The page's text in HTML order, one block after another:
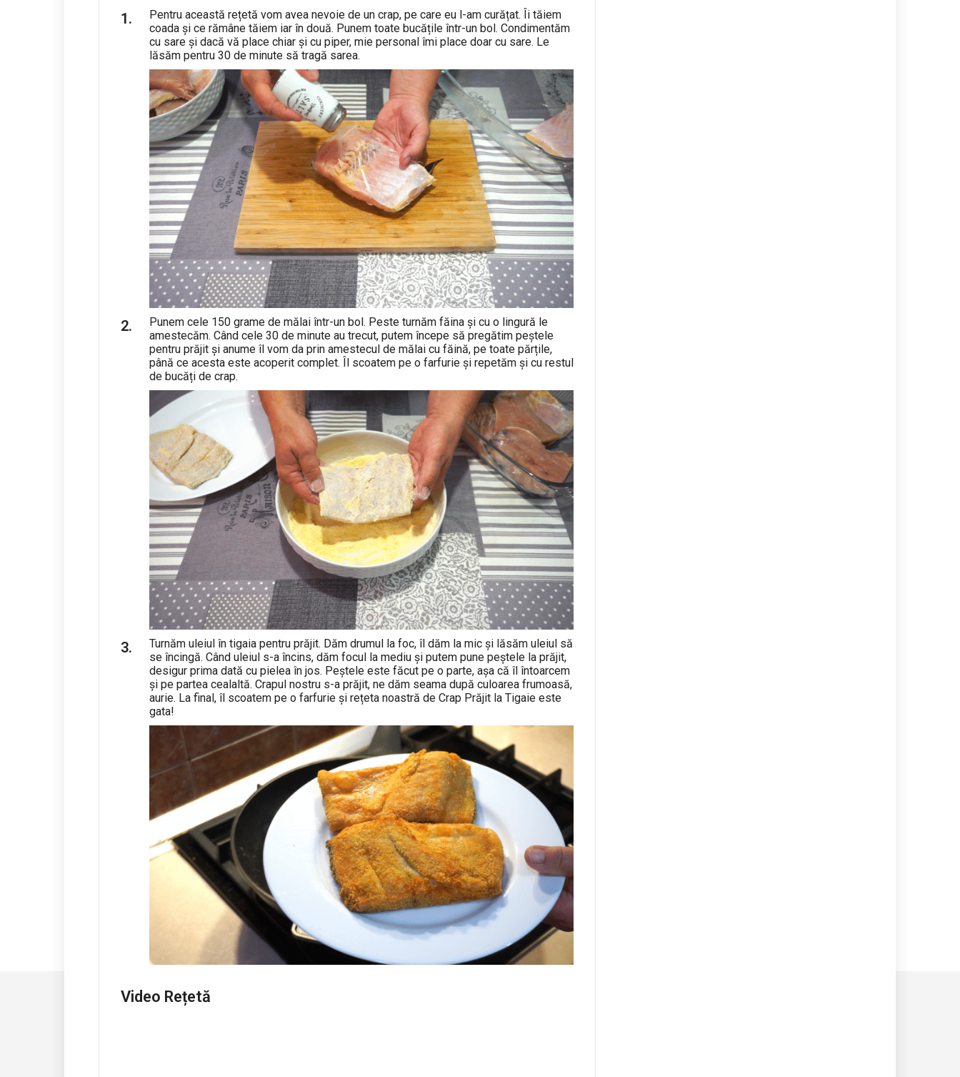
Pentru această rețetă vom avea nevoie de un crap, pe care eu l-am curățat. Îi tăiem
coada și ce rămâne tăiem iar în două. Punem toate bucățile într-un bol. Condimentăm
cu sare și dacă vă place chiar și cu piper, mie personal îmi place doar cu sare. Le
lăsăm pentru 30 de minute să tragă sarea.
Punem cele 150 grame de mălai într-un bol. Peste turnăm făina și cu o lingură le
amestecăm. Când cele 30 de minute au trecut, putem începe să pregătim peștele
pentru prăjit și anume îl vom da prin amestecul de mălai cu făină, pe toate părțile,
până ce acesta este acoperit complet. Îl scoatem pe o farfurie și repetăm și cu restul
de bucăți de crap.
Turnăm uleiul în tigaia pentru prăjit. Dăm drumul la foc, îl dăm la mic și lăsăm uleiul să
se încingă. Când uleiul s-a încins, dăm focul la mediu și putem pune peștele la prăjit,
desigur prima dată cu pielea în jos. Peștele este făcut pe o parte, așa că îl întoarcem
și pe partea cealaltă. Crapul nostru s-a prăjit, ne dăm seama după culoarea frumoasă,
aurie. La final, îl scoatem pe o farfurie și rețeta noastră de Crap Prăjit la Tigaie este
gata!
Video Rețetă